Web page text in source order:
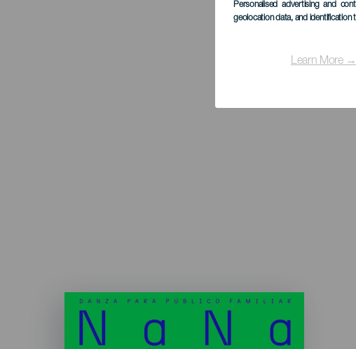
Personalised advertising and
geolocation data, and identification
Learn More →
Imagen
Listado